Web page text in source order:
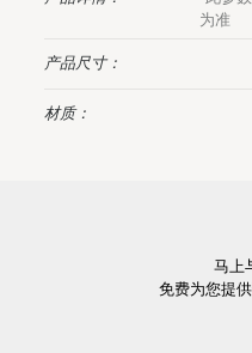
为准
产品尺寸：
材质：
马上
免费为您提